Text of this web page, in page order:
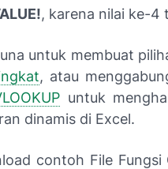
, karena nilai ke-4
untuk membuat
, atau
untuk
dinamis di Excel.
contoh File Fungsi